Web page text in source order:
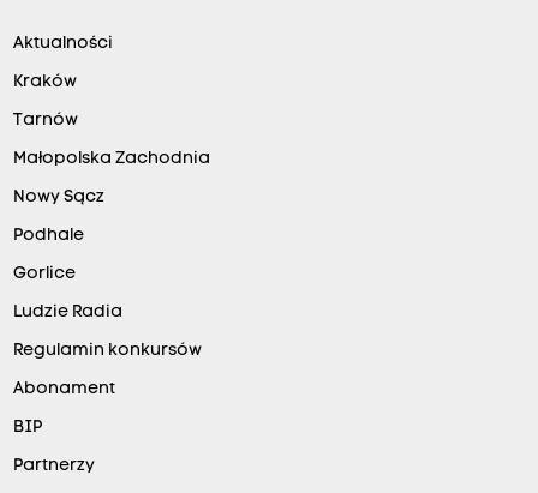
Aktualności
Kraków
Tarnów
Małopolska Zachodnia
Nowy Sącz
Podhale
Gorlice
Ludzie Radia
Regulamin konkursów
Abonament
BIP
Partnerzy